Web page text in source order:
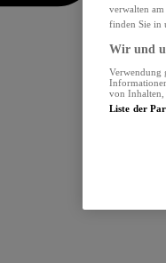
verwalten
finden Sie in
Wir und
Verwendung
von Inhalten,
Liste der